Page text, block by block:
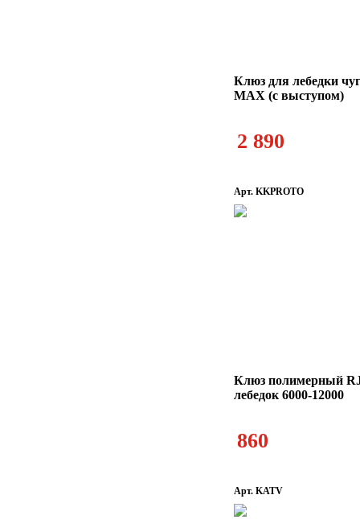
Клюз для лебедки
MAX (с выступом)
2 890
Арт. KKPROTO
Клюз полимерный
лебедок 6000-12000
860
Арт. KATV